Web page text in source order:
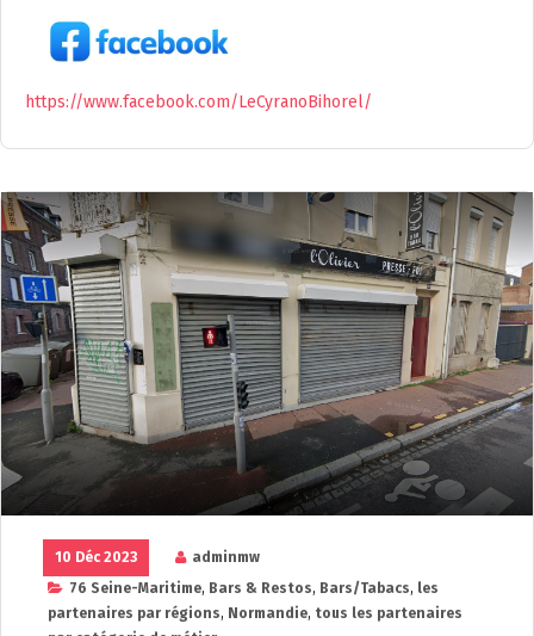
https://www.facebook.com/LeCyranoBihorel/
10 Déc 2023
adminmw
76 Seine-Maritime, Bars & Restos, Bars/Tabacs, les
partenaires par régions, Normandie, tous les partenaires